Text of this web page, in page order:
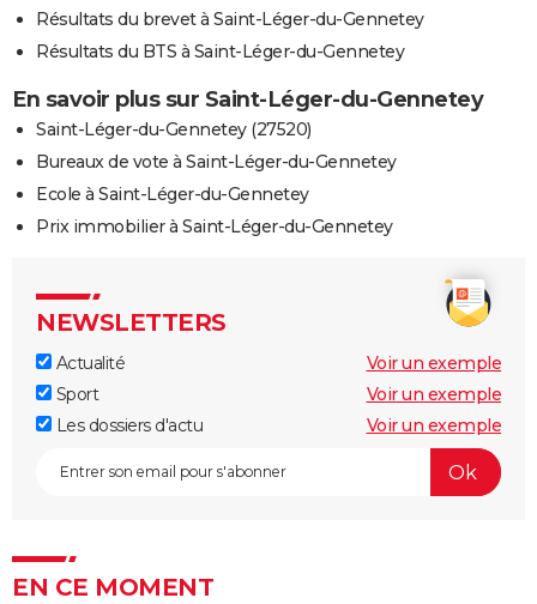
Résultats du brevet à Saint-Léger-du-Gennetey
Résultats du BTS à Saint-Léger-du-Gennetey
En savoir plus sur Saint-Léger-du-Gennetey
Saint-Léger-du-Gennetey (27520)
Bureaux de vote à Saint-Léger-du-Gennetey
Ecole à Saint-Léger-du-Gennetey
Prix immobilier à Saint-Léger-du-Gennetey
NEWSLETTERS
Actualité
Voir un exemple
Sport
Voir un exemple
Les dossiers d'actu
Voir un exemple
EN CE MOMENT